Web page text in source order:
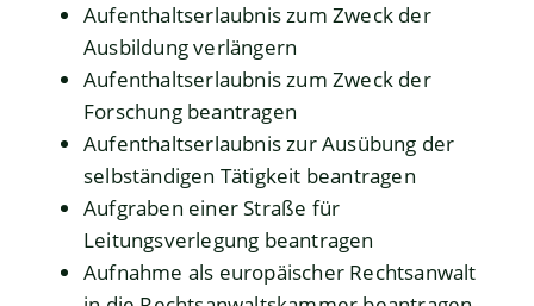
Aufenthaltserlaubnis zum Zweck der
Ausbildung verlängern
Aufenthaltserlaubnis zum Zweck der
Forschung beantragen
Aufenthaltserlaubnis zur Ausübung der
selbständigen Tätigkeit beantragen
Aufgraben einer Straße für
Leitungsverlegung beantragen
Aufnahme als europäischer Rechtsanwalt